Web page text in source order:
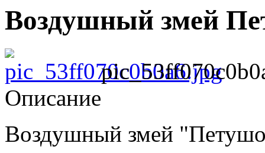
Воздушный змей
Описание
Воздушный змей